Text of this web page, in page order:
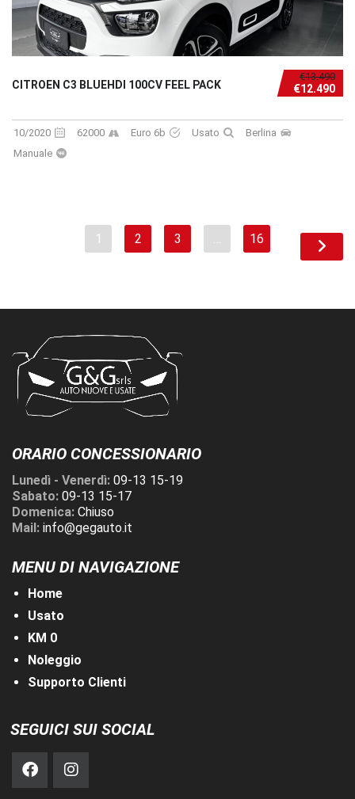
€13.490
€12.490
CITROEN C3 BLUEHDI 100CV FEEL PACK
10/2020 62000 Euro 6b Usato
Berlina
Manuale
1 2 3 … 16
ORARIO CONCESSIONARIO
Lunedì - Venerdì: 09-13 15-19
Sabato: 09-13 15-17
Domenica: Chiuso
Mail: info@gegauto.it
MENU DI NAVIGAZIONE
Home
Usato
KM 0
Noleggio
Supporto Clienti
SEGUICI SUI SOCIAL